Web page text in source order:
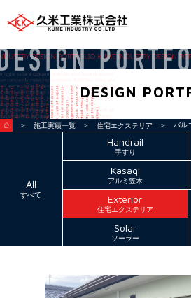
DESIGN
＞ 施工実績一覧 ＞ 住宅エクステリア ＞ バル
All
すべて
Handrail
手すり
Kasagi
アルミ笠木
Exterior
住宅エクステリア
Solar
ソーラー